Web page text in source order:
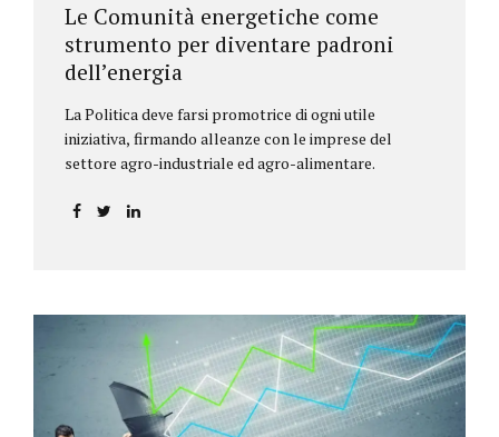
Le Comunità energetiche come
strumento per diventare padroni
dell’energia
La Politica deve farsi promotrice di ogni utile
iniziativa, firmando alleanze con le imprese del
settore agro-industriale ed agro-alimentare.